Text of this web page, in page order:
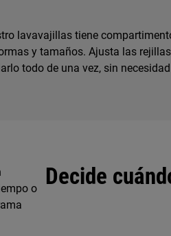
lavavajillas tiene
y tamaños. Ajusta las
todo de una vez, sin
Decide
o